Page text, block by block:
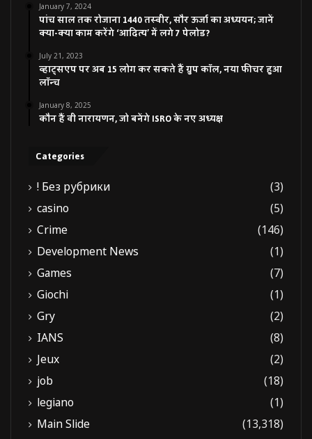
January 7, 2024
पांच साल तक रोजाना 1440 तस्वीर, सौर ऊर्जा का अध्ययन; जानें
क्या-क्या काम करेंगे ‘आदित्य’ में लगे 7 पेलोड?
July 21, 2023
व्हाट्सएप पर अब 15 लोग कर सकते हैं ग्रुप कॉल, नया फीचर हुआ
लॉन्च
January 8, 2025
कौन हैं वी नारायणन, जो बनेंगे ISRO के नए अध्यक्ष
Categories
! Без рубрики
(3)
casino
(5)
Crime
(146)
Development News
(1)
Games
(7)
Giochi
(1)
Gry
(2)
IANS
(8)
Jeux
(2)
job
(18)
legiano
(1)
Main Slide
(13,318)